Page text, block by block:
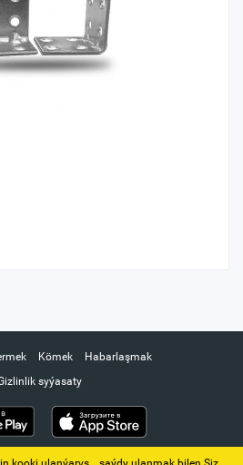
Kömek
Habarlaşmak
syýasaty